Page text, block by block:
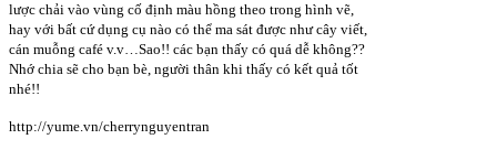
lược chải vào vùng cố định màu hồng theo trong hình vẽ,
hay với bất cứ dụng cụ nào có thể ma sát được như cây viết,
cán muỗng café v.v…Sao!! các bạn thấy có quá dễ không??
Nhớ chia sẽ cho bạn bè, người thân khi thấy có kết quả tốt
nhé!!
http://yume.vn/cherrynguyentran